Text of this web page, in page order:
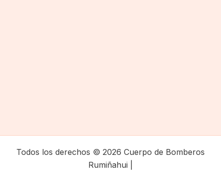
Todos los derechos © 2026 Cuerpo de Bomberos
Rumiñahui |